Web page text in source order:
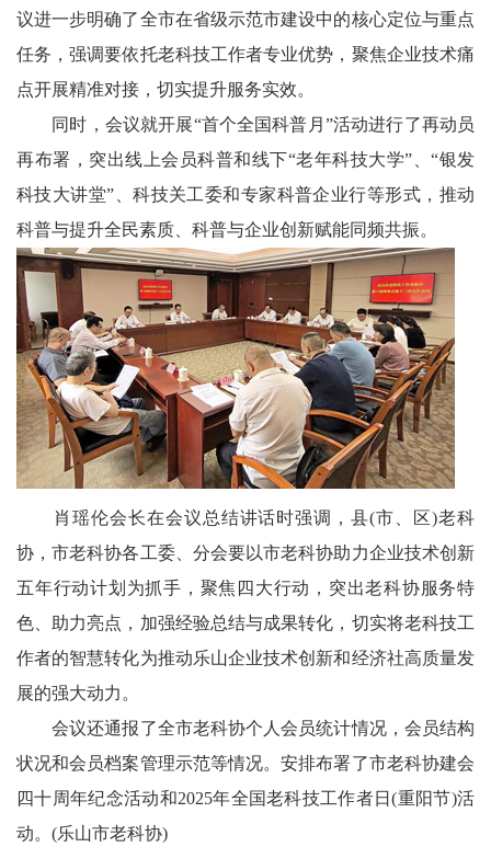
文
学
中
国
西
部
老
科
协
中
国
医
卫
中
关
委
议进一步明确了全市在省级示范市建设中的核心定位与重点
任务，强调要依托老科技工作者专业优势，聚焦企业技术痛
点开展精准对接，切实提升服务实效。
同时，会议就开展“首个全国科普月”活动进行了再动员
再布署，突出线上会员科普和线下“老年科技大学”、“银发
科技大讲堂”、科技关工委和专家科普企业行等形式，推动
科普与提升全民素质、科普与企业创新赋能同频共振。
肖瑶伦会长在会议总结讲话时强调，县(市、区)老科
协，市老科协各工委、分会要以市老科协助力企业技术创新
五年行动计划为抓手，聚焦四大行动，突出老科协服务特
色、助力亮点，加强经验总结与成果转化，切实将老科技工
作者的智慧转化为推动乐山企业技术创新和经济社高质量发
展的强大动力。
会议还通报了全市老科协个人会员统计情况，会员结构
状况和会员档案管理示范等情况。安排布署了市老科协建会
四十周年纪念活动和2025年全国老科技工作者日(重阳节)活
动。(乐山市老科协)